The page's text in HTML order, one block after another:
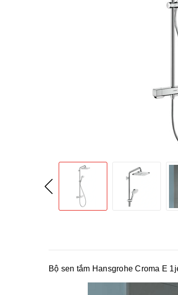
Bộ sen tắm Hansgrohe Croma E